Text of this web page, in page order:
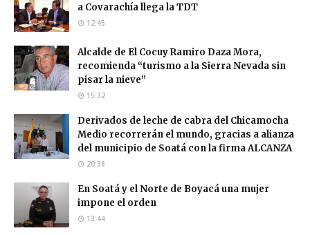
a Covarachía llega la TDT
12:45
Alcalde de El Cocuy Ramiro Daza Mora,
recomienda “turismo a la Sierra Nevada sin
pisar la nieve”
15:32
Derivados de leche de cabra del Chicamocha
Medio recorrerán el mundo, gracias a alianza
del municipio de Soatá con la firma ALCANZA
20:38
En Soatá y el Norte de Boyacá una mujer
impone el orden
13:44